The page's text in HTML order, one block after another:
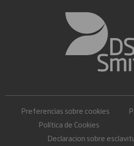
Preferencias sobre cookies
Política de Cookies
Declaracion sobre